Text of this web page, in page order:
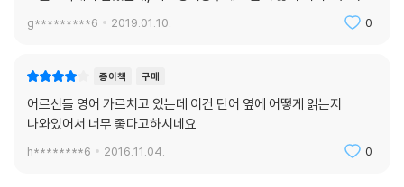
g*********6 2019.01.10. 0
종이책 구매
어르신들 영어 가르치고 있는데 이건 단어 옆에 어떻게 읽는지
나와있어서 너무 좋다고하시네요
h********6 2016.11.04. 0